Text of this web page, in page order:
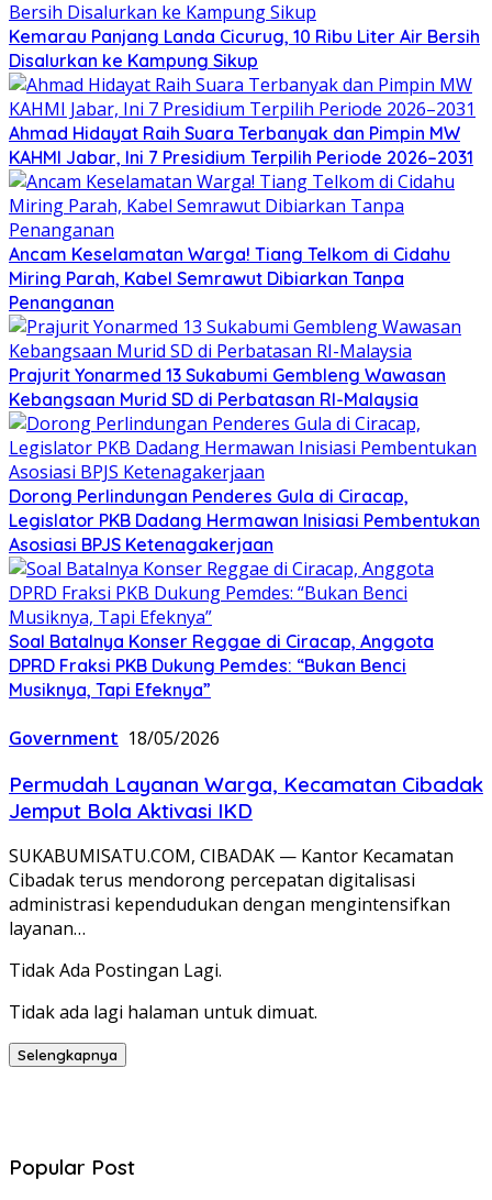
Kemarau Panjang Landa Cicurug, 10 Ribu Liter Air Bersih
Disalurkan ke Kampung Sikup
Ahmad Hidayat Raih Suara Terbanyak dan Pimpin MW
KAHMI Jabar, Ini 7 Presidium Terpilih Periode 2026–2031
Ancam Keselamatan Warga! Tiang Telkom di Cidahu
Miring Parah, Kabel Semrawut Dibiarkan Tanpa
Penanganan
Prajurit Yonarmed 13 Sukabumi Gembleng Wawasan
Kebangsaan Murid SD di Perbatasan RI-Malaysia
Dorong Perlindungan Penderes Gula di Ciracap,
Legislator PKB Dadang Hermawan Inisiasi Pembentukan
Asosiasi BPJS Ketenagakerjaan
Soal Batalnya Konser Reggae di Ciracap, Anggota
DPRD Fraksi PKB Dukung Pemdes: “Bukan Benci
Musiknya, Tapi Efeknya”
Government 18/05/2026
Permudah Layanan Warga, Kecamatan Cibadak
Jemput Bola Aktivasi IKD
SUKABUMISATU.COM, CIBADAK — Kantor Kecamatan
Cibadak terus mendorong percepatan digitalisasi
administrasi kependudukan dengan mengintensifkan
layanan…
Tidak Ada Postingan Lagi.
Tidak ada lagi halaman untuk dimuat.
Selengkapnya
Popular Post